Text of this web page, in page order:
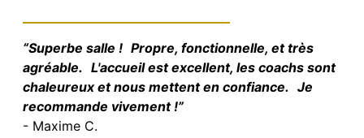
“Superbe salle ! Propre, fonctionnelle, et très
agréable. L'accueil est excellent, les coachs sont
chaleureux et nous mettent en confiance. Je
recommande vivement !”
- Maxime C.